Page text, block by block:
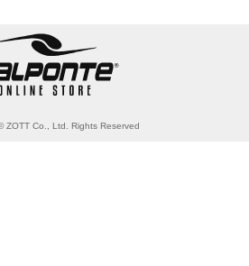
ZOTT Co., Ltd. Rights Reserved